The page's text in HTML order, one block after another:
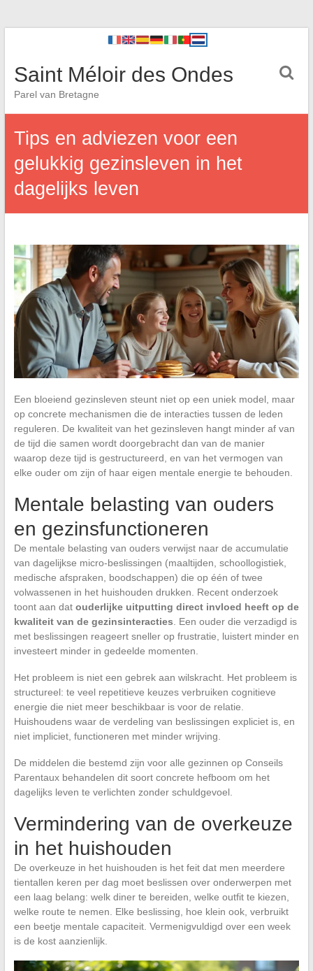
Saint Méloir des Ondes
Parel van Bretagne
Tips en adviezen voor een
gelukkig gezinsleven in het
dagelijks leven
Een bloeiend gezinsleven steunt niet op een uniek model, maar
op concrete mechanismen die de interacties tussen de leden
reguleren. De kwaliteit van het gezinsleven hangt minder af van
de tijd die samen wordt doorgebracht dan van de manier
waarop deze tijd is gestructureerd, en van het vermogen van
elke ouder om zijn of haar eigen mentale energie te behouden.
Mentale belasting van ouders
en gezinsfunctioneren
De mentale belasting van ouders verwijst naar de accumulatie
van dagelijkse micro-beslissingen (maaltijden, schoollogistiek,
medische afspraken, boodschappen) die op één of twee
volwassenen in het huishouden drukken. Recent onderzoek
toont aan dat ouderlijke uitputting direct invloed heeft op de
kwaliteit van de gezinsinteracties . Een ouder die verzadigd is
met beslissingen reageert sneller op frustratie, luistert minder en
investeert minder in gedeelde momenten.
Het probleem is niet een gebrek aan wilskracht. Het probleem is
structureel: te veel repetitieve keuzes verbruiken cognitieve
energie die niet meer beschikbaar is voor de relatie.
Huishoudens waar de verdeling van beslissingen expliciet is, en
niet impliciet, functioneren met minder wrijving.
De middelen die bestemd zijn voor alle gezinnen op Conseils
Parentaux behandelen dit soort concrete hefboom om het
dagelijks leven te verlichten zonder schuldgevoel.
Vermindering van de overkeuze
in het huishouden
De overkeuze in het huishouden is het feit dat men meerdere
tientallen keren per dag moet beslissen over onderwerpen met
een laag belang: welk diner te bereiden, welke outfit te kiezen,
welke route te nemen. Elke beslissing, hoe klein ook, verbruikt
een beetje mentale capaciteit. Vermenigvuldigd over een week
is de kost aanzienlijk.